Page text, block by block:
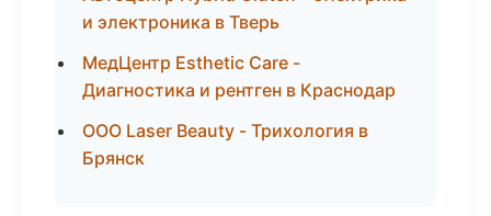
и электроника в Тверь
МедЦентр Esthetic Care -
Диагностика и рентген в Краснодар
ООО Laser Beauty - Трихология в
Брянск